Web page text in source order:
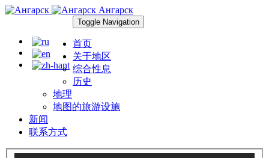
Ангарск
Toggle Navigation
首页
关于地区
综合性息
历史
地理
地图的旅游设施
新闻
联系方式